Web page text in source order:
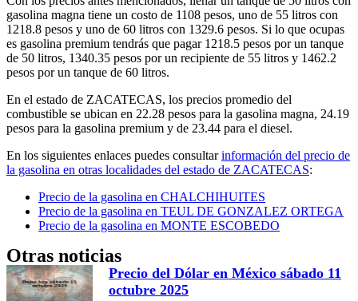
gasolina magna tiene un costo de 1108 pesos, uno de 55 litros con
1218.8 pesos y uno de 60 litros con 1329.6 pesos. Si lo que ocupas
es gasolina premium tendrás que pagar 1218.5 pesos por un tanque
de 50 litros, 1340.35 pesos por un recipiente de 55 litros y 1462.2
pesos por un tanque de 60 litros.
En el estado de ZACATECAS, los precios promedio del
combustible se ubican en 22.28 pesos para la gasolina magna, 24.19
pesos para la gasolina premium y de 23.44 para el diesel.
En los siguientes enlaces puedes consultarinformación del precio de
la gasolina en otras localidades del estado de ZACATECAS:
Precio de la gasolina en CHALCHIHUITES
Precio de la gasolina en TEUL DE GONZALEZ ORTEGA
Precio de la gasolina en MONTE ESCOBEDO
Otras noticias
Precio del Dólar en México sábado 11
octubre 2025